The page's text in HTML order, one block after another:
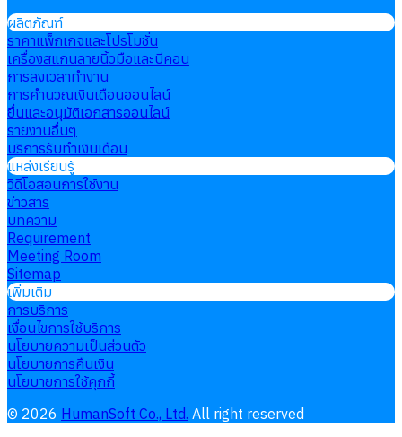
ผลิตภัณฑ์
ราคาแพ็กเกจและโปรโมชั่น
เครื่องสแกนลายนิ้วมือและบีคอน
การลงเวลาทำงาน
การคำนวณเงินเดือนออนไลน์
ยื่นและอนุมัติเอกสารออนไลน์
รายงานอื่นๆ
บริการรับทำเงินเดือน
แหล่งเรียนรู้
วิดีโอสอนการใช้งาน
ข่าวสาร
บทความ
Requirement
Meeting Room
Sitemap
เพิ่มเติม
การบริการ
เงื่อนไขการใช้บริการ
นโยบายความเป็นส่วนตัว
นโยบายการคืนเงิน
นโยบายการใช้คุกกี้
© 2026 HumanSoft Co., Ltd. All right reserved